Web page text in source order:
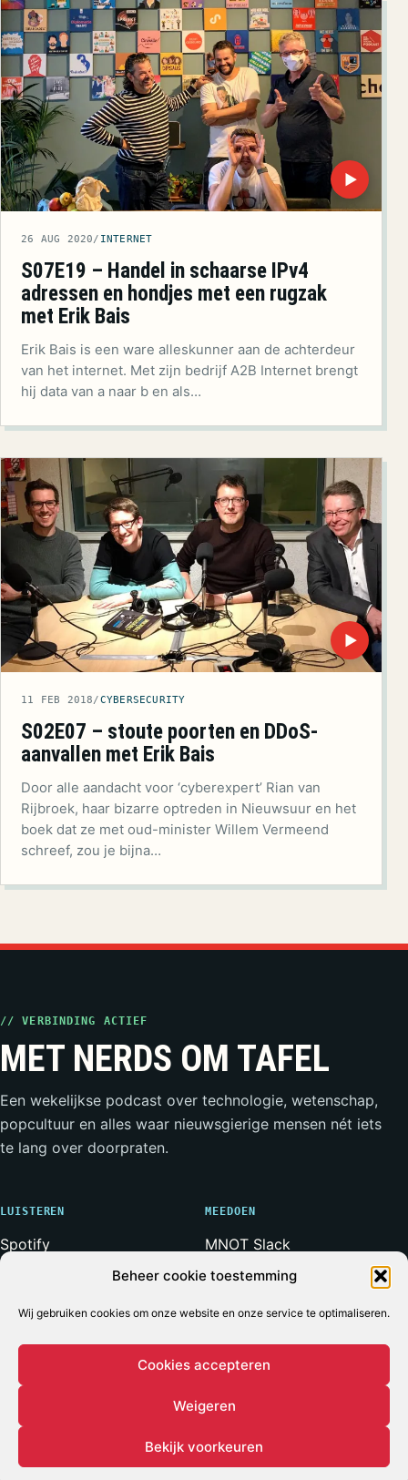
Beheer cookie toestemming
Wij gebruiken cookies om onze website en onze service te optimaliseren.
Cookies accepteren
Weigeren
Bekijk voorkeuren
▶
26 AUG 2020/ INTERNET
S07E19 – Handel in schaarse IPv4
adressen en hondjes met een rugzak
met Erik Bais
Erik Bais is een ware alleskunner aan de achterdeur
van het internet. Met zijn bedrijf A2B Internet brengt
hij data van a naar b en als…
▶
11 FEB 2018/CYBERSECURITY
S02E07 – stoute poorten en DDoS-
aanvallen met Erik Bais
Door alle aandacht voor ‘cyberexpert’ Rian van
Rijbroek, haar bizarre optreden in Nieuwsuur en het
boek dat ze met oud-minister Willem Vermeend
schreef, zou je bijna…
// VERBINDING ACTIEF
MET NERDS OM TAFEL
Een wekelijkse podcast over technologie, wetenschap,
popcultuur en alles waar nieuwsgierige mensen nét iets
te lang over doorpraten.
LUISTEREN
Spotify
RSS-feed
MEEDOEN
MNOT Slack
Weerwolven Slack
Adverteren
* Voor zover bij een podcast ooit iets volledig operationeel